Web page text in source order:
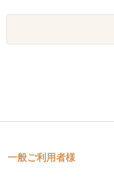
一般ご利用者様